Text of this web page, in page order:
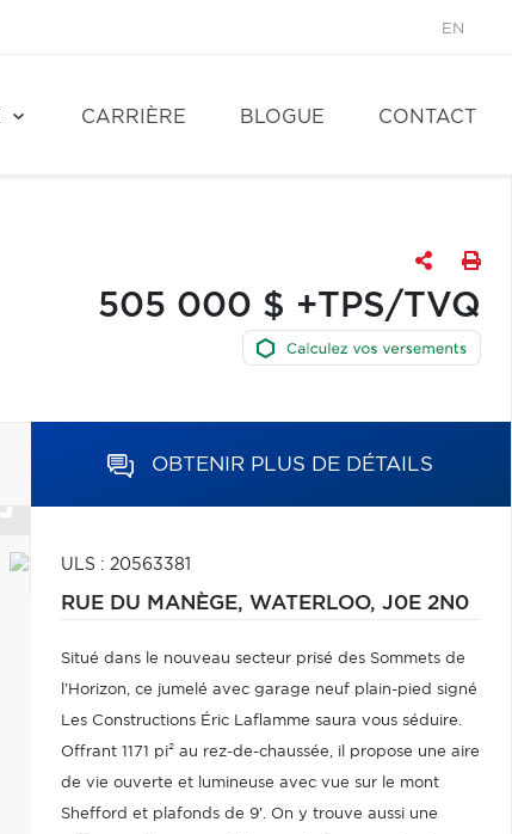
EN
CARRIÈRE BLOGUE CONTACT
505 000 $ +TPS/TVQ
OBTENIR PLUS DE DÉTAILS
ULS : 20563381
RUE DU MANÈGE, WATERLOO, J0E 2N0
Situé dans le nouveau secteur prisé des Sommets de
l'Horizon, ce jumelé avec garage neuf plain-pied signé
Les Constructions Éric Laflamme saura vous séduire.
Offrant 1171 pi² au rez-de-chaussée, il propose une aire
de vie ouverte et lumineuse avec vue sur le mont
Shefford et plafonds de 9'. On y trouve aussi une